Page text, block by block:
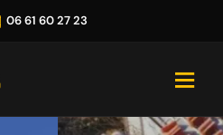
06 61 60 27 23